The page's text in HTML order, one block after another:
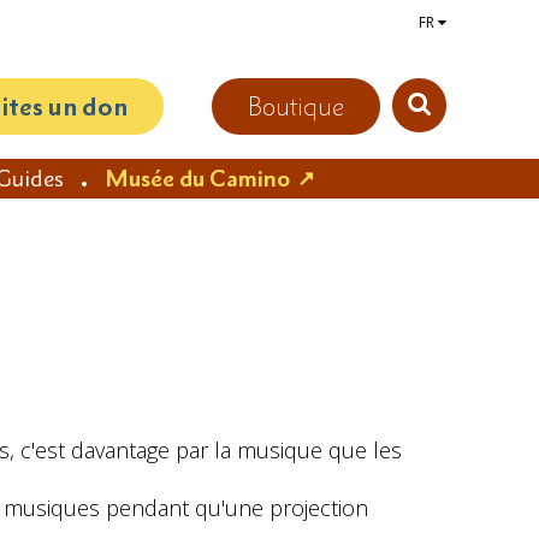
FR
Boutique
un don
Musée du Camino
c'est davantage par la musique que les
pendant qu'une projection